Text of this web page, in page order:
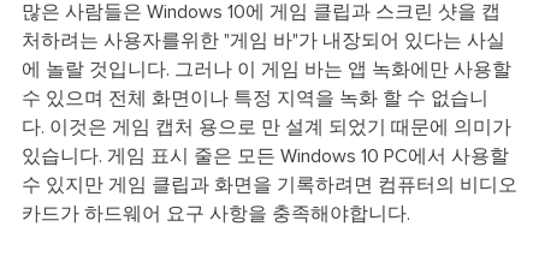
많은 사람들은 Windows 10에 게임 클립과 스크린 샷을 캡
처하려는 사용자를위한 "게임 바"가 내장되어 있다는 사실
에 놀랄 것입니다. 그러나 이 게임 바는 앱 녹화에만 사용할
수 있으며 전체 화면이나 특정 지역을 녹화 할 수 없습니
다. 이것은 게임 캡처 용으로 만 설계 되었기 때문에 의미가
있습니다. 게임 표시 줄은 모든 Windows 10 PC에서 사용할
수 있지만 게임 클립과 화면을 기록하려면 컴퓨터의 비디오
카드가 하드웨어 요구 사항을 충족해야합니다.